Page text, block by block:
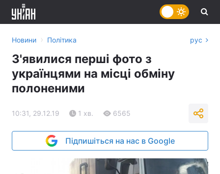
Новини › Політика рус
З'явилися перші фото з
українцями на місці обміну
полоненими
10:31, 29.12.19 1 хв. 6565
Підпишіться на нас в Google